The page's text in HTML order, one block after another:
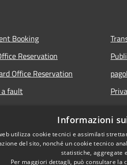
Booking
Reservation
Office Reservation
fault
Informazioni
utilizza cookie tecnici e assimilati
del sito, nonché un cookie tecnico
statistiche, aggregate
Per maggiori dettagli, può consultare la